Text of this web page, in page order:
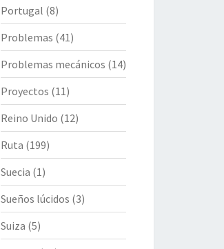
Portugal (8)
Problemas (41)
Problemas mecánicos (14)
Proyectos (11)
Reino Unido (12)
Ruta (199)
Suecia (1)
Sueños lúcidos (3)
Suiza (5)